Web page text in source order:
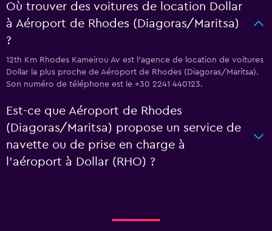
Où trouver des voitures de location Dollar
à Aéroport de Rhodes (Diagoras/Maritsa)
?
12th Km Rhodes Kameirou Av est l'agence de location de voitures
Dollar la plus proche de Aéroport de Rhodes (Diagoras/Maritsa).
Son numéro de téléphone est le +30 2241 440123.
Est-ce que Aéroport de Rhodes
(Diagoras/Maritsa) propose un service de
navette ou de prise en charge à
l’aéroport à Dollar (RHO) ?